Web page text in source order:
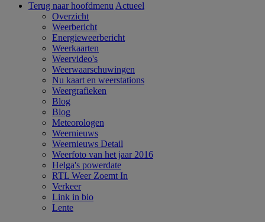
Terug naar hoofdmenu Actueel
Overzicht
Weerbericht
Energieweerbericht
Weerkaarten
Weervideo's
Weerwaarschuwingen
Nu kaart en weerstations
Weergrafieken
Blog
Blog
Meteorologen
Weernieuws
Weernieuws Detail
Weerfoto van het jaar 2016
Helga's powerdate
RTL Weer Zoemt In
Verkeer
Link in bio
Lente